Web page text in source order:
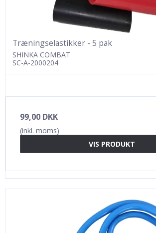
Træningselastikker - 5 pak
SHINKA COMBAT
SC-A-2000204
99,00 DKK
(inkl. moms)
VIS PRODUKT